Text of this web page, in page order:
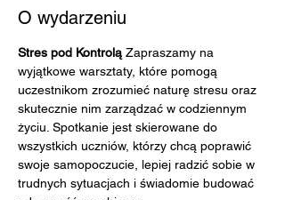
O wydarzeniu
Stres pod Kontrolą Zapraszamy na
wyjątkowe warsztaty, które pomogą
uczestnikom zrozumieć naturę stresu oraz
skutecznie nim zarządzać w codziennym
życiu. Spotkanie jest skierowane do
wszystkich uczniów, którzy chcą poprawić
swoje samopoczucie, lepiej radzić sobie w
trudnych sytuacjach i świadomie budować